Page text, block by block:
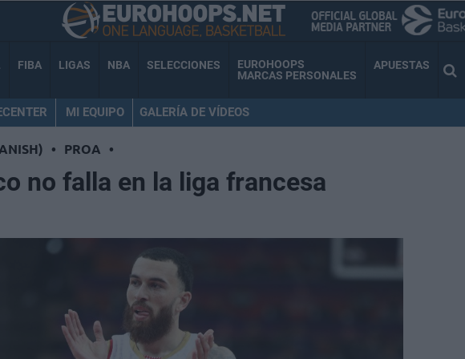
FIBA LIGAS NBA SELECCIONES
EUROHOOPS
MARCAS PERSONALES
APUESTAS
MI EQUIPO GALERÍA DE VÍDEOS
• PROA •
no falla en la liga francesa